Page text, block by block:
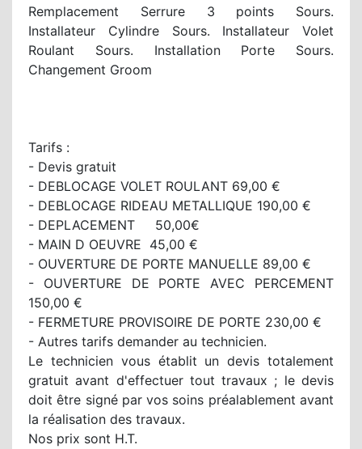
Remplacement Serrure 3 points Sours.
Installateur Cylindre Sours. Installateur Volet
Roulant Sours. Installation Porte Sours.
Changement Groom
Tarifs :
- Devis gratuit
- DEBLOCAGE VOLET ROULANT 69,00 €
- DEBLOCAGE RIDEAU METALLIQUE 190,00 €
- DEPLACEMENT 50,00€
- MAIN D OEUVRE 45,00 €
- OUVERTURE DE PORTE MANUELLE 89,00 €
- OUVERTURE DE PORTE AVEC PERCEMENT
150,00 €
- FERMETURE PROVISOIRE DE PORTE 230,00 €
- Autres tarifs demander au technicien.
Le technicien vous établit un devis totalement
gratuit avant d'effectuer tout travaux ; le devis
doit être signé par vos soins préalablement avant
la réalisation des travaux.
Nos prix sont H.T.